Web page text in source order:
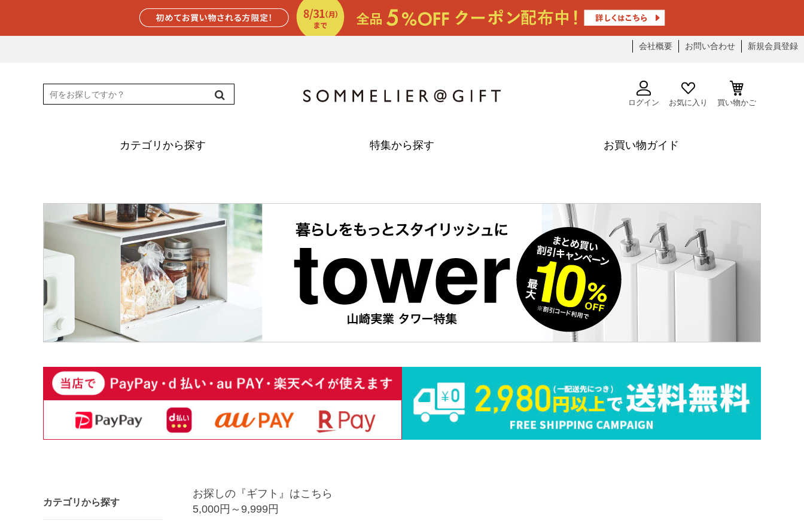
会社概要 お問い合わせ 新規会員登録
ログイン お気に入り 買い物かご
カテゴリから探す 特集から探す お買い物ガイド
カテゴリから探す
お探しの『ギフト』はこちら
5,000円～9,999円